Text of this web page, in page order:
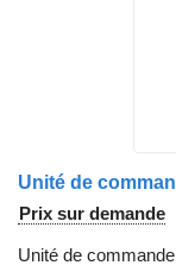
Prix sur demande
Unité de commande